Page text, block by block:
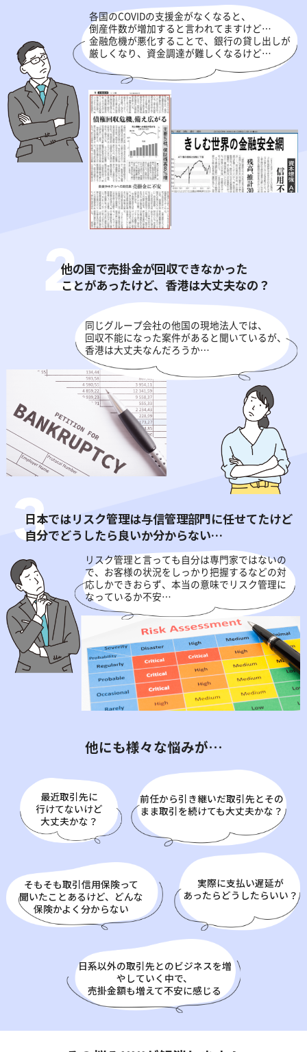
各国のCOVIDの支援金がなくなると、
倒産件数が増加すると言われてますけど…
金融危機が悪化することで、銀行の貸し出しが
厳しくなり、資金調達が難しくなるけど…
他の国で売掛金が回収できなかった
ことがあったけど、香港は大丈夫なの？
同じグループ会社の他国の現地法人では、
回収不能になった案件があると聞いているが、
香港は大丈夫なんだろうか…
日本ではリスク管理は与信管理部門に任せてたけど
自分でどうしたら良いか分からない…
リスク管理と言っても自分は専門家ではないの
で、 お客様の状況をしっかり把握するなどの対
応しかできお らず、本当の意味でリスク管理に
なっているか不安…
他にも様々な悩みが…
日系以外の取引先とのビジネスを増
やしていく中で、
売掛金額も増えて不安に感じる
最近取引先に
行けてないけど
大丈夫かな？
そもそも取引信用保険って
聞いたことあるけど、どんな
保険かよく分からない
前任から引き継いだ取引先とその
まま取引を続けても大丈夫かな？
実際に支払い遅延が
あったらどうしたらいい？